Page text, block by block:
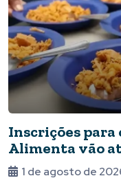
Inscrições para
Alimenta vão
1 de agosto de